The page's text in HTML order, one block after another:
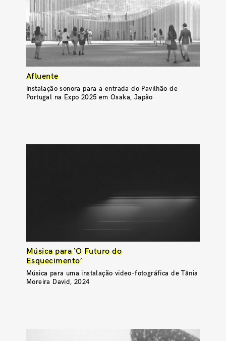
Afluente
Instalação sonora para a entrada do Pavilhão de
Portugal na Expo 2025 em Osaka, Japão
Música para ‘O Futuro do
Esquecimento’
Música para uma instalação video-fotográfica de Tânia
Moreira David, 2024